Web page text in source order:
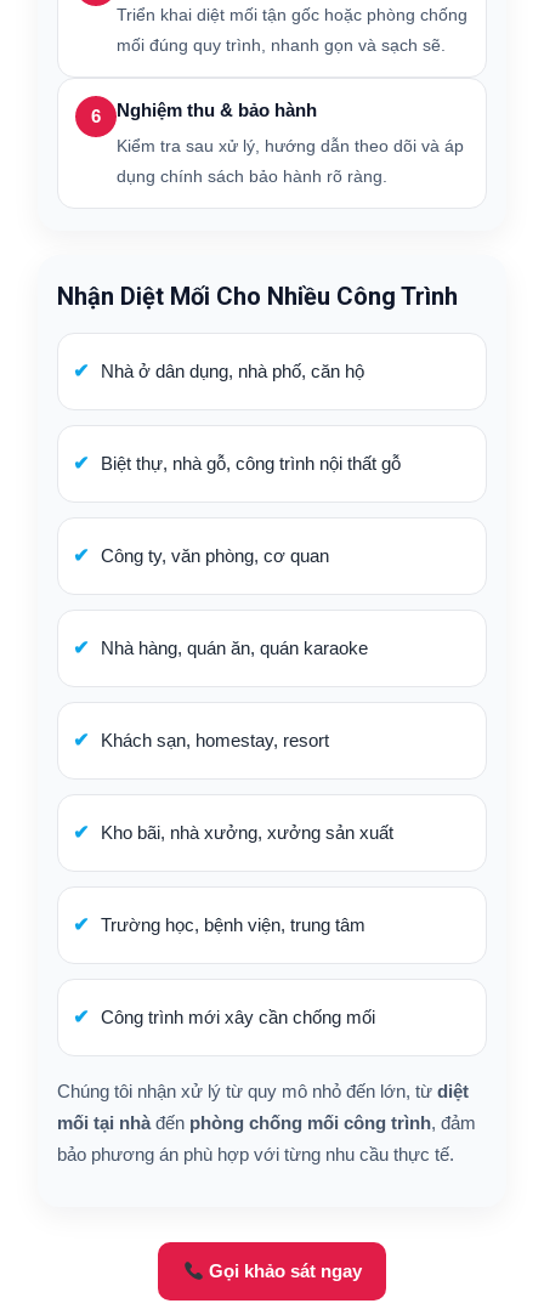
Triển khai diệt mối tận gốc hoặc phòng chống
mối đúng quy trình, nhanh gọn và sạch sẽ.
6 Nghiệm thu & bảo hành
Kiểm tra sau xử lý, hướng dẫn theo dõi và áp
dụng chính sách bảo hành rõ ràng.
Nhận Diệt Mối Cho Nhiều Công Trình
Nhà ở dân dụng, nhà phố, căn hộ
Biệt thự, nhà gỗ, công trình nội thất gỗ
Công ty, văn phòng, cơ quan
Nhà hàng, quán ăn, quán karaoke
Khách sạn, homestay, resort
Kho bãi, nhà xưởng, xưởng sản xuất
Trường học, bệnh viện, trung tâm
Công trình mới xây cần chống mối
Chúng tôi nhận xử lý từ quy mô nhỏ đến lớn, từ diệt
mối tại nhà đến phòng chống mối công trình, đảm
bảo phương án phù hợp với từng nhu cầu thực tế.
Gọi khảo sát ngay